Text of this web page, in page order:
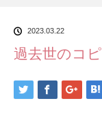
2023.03.22
過去世のコ